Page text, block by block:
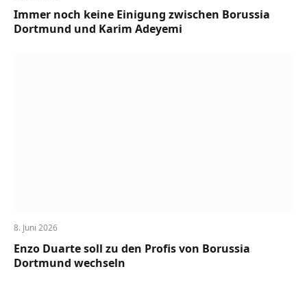
Immer noch keine Einigung zwischen Borussia
Dortmund und Karim Adeyemi
8. Juni 2026
Enzo Duarte soll zu den Profis von Borussia
Dortmund wechseln